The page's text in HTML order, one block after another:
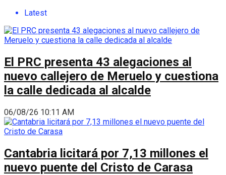
Latest
El PRC presenta 43 alegaciones al
nuevo callejero de Meruelo y cuestiona
la calle dedicada al alcalde
06/08/26 10:11 AM
Cantabria licitará por 7,13 millones el
nuevo puente del Cristo de Carasa